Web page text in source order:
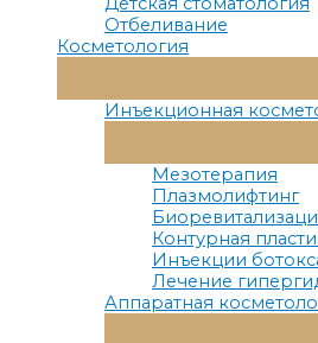
Отбеливание
Косметология
Инъекционная
Мезотерапия
Плазмолифтинг
Контурная
Инъекции
Лечение
Аппаратная